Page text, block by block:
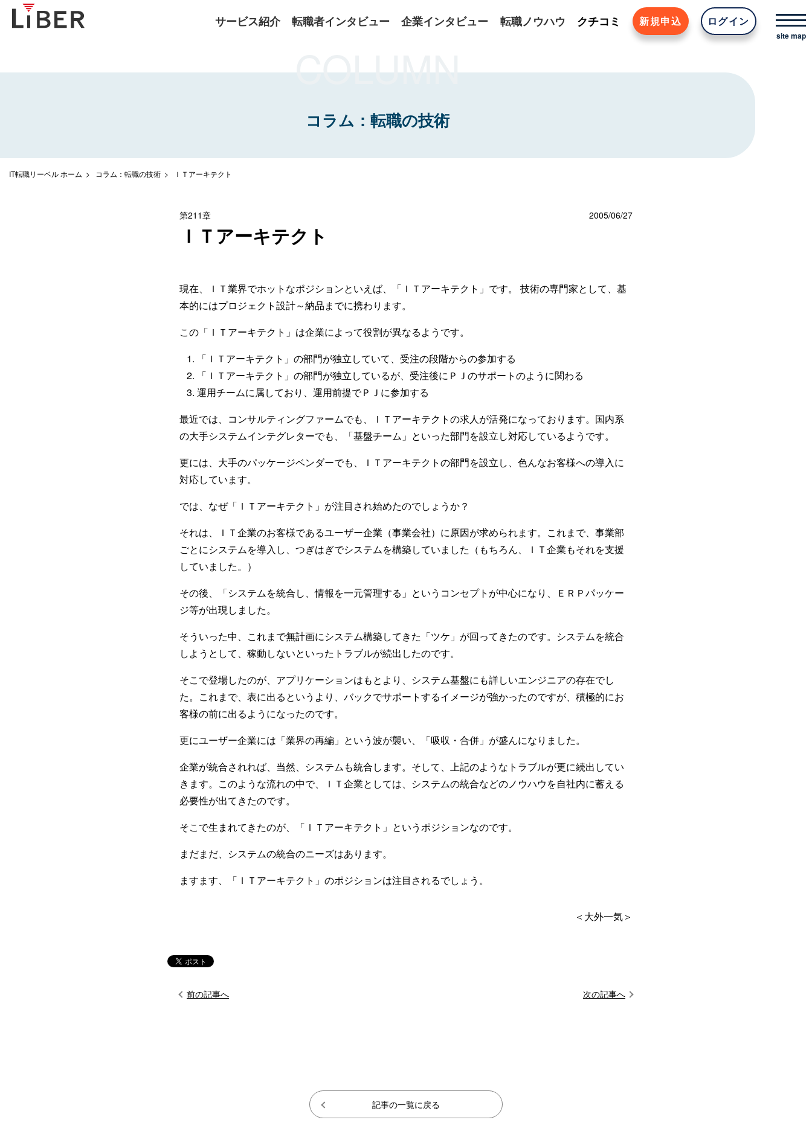
サービス紹介 転職者インタビュー 企業インタビュー 転職ノウハウ クチコミ 新規申込 ログイン
COLUMN
コラム：転職の技術
IT転職リーベル ホーム コラム：転職の技術 ＩＴアーキテクト
第211章 2005/06/27
ＩＴアーキテクト
現在、ＩＴ業界でホットなポジションといえば、「ＩＴアーキテクト」です。 技術の専門家として、基
本的にはプロジェクト設計～納品までに携わります。
この「ＩＴアーキテクト」は企業によって役割が異なるようです。
「ＩＴアーキテクト」の部門が独立していて、受注の段階からの参加する
「ＩＴアーキテクト」の部門が独立しているが、受注後にＰＪのサポートのように関わる
運用チームに属しており、運用前提でＰＪに参加する
最近では、コンサルティングファームでも、ＩＴアーキテクトの求人が活発になっております。国内系
の大手システムインテグレターでも、「基盤チーム」といった部門を設立し対応しているようです。
更には、大手のパッケージベンダーでも、ＩＴアーキテクトの部門を設立し、色んなお客様への導入に
対応しています。
では、なぜ「ＩＴアーキテクト」が注目され始めたのでしょうか？
それは、ＩＴ企業のお客様であるユーザー企業（事業会社）に原因が求められます。これまで、事業部
ごとにシステムを導入し、つぎはぎでシステムを構築していました（もちろん、ＩＴ企業もそれを支援
していました。）
その後、「システムを統合し、情報を一元管理する」というコンセプトが中心になり、ＥＲＰパッケー
ジ等が出現しました。
そういった中、これまで無計画にシステム構築してきた「ツケ」が回ってきたのです。システムを統合
しようとして、稼動しないといったトラブルが続出したのです。
そこで登場したのが、アプリケーションはもとより、システム基盤にも詳しいエンジニアの存在でし
た。これまで、表に出るというより、バックでサポートするイメージが強かったのですが、積極的にお
客様の前に出るようになったのです。
更にユーザー企業には「業界の再編」という波が襲い、「吸収・合併」が盛んになりました。
企業が統合されれば、当然、システムも統合します。そして、上記のようなトラブルが更に続出してい
きます。このような流れの中で、ＩＴ企業としては、システムの統合などのノウハウを自社内に蓄える
必要性が出てきたのです。
そこで生まれてきたのが、「ＩＴアーキテクト」というポジションなのです。
まだまだ、システムの統合のニーズはあります。
ますます、「ＩＴアーキテクト」のポジションは注目されるでしょう。
＜大外一気＞
前の記事へ 次の記事へ
記事の一覧に戻る